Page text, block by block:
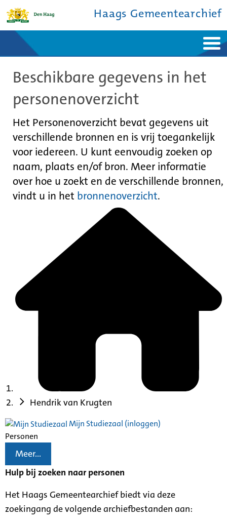
Haags Gemeentearchief
Ontdek de stad
De studiezaal
Bronnen en collecties
Contact
Beschikbare gegevens in het
personenoverzicht
Het Personenoverzicht bevat gegevens uit
verschillende bronnen en is vrij toegankelijk
voor iedereen. U kunt eenvoudig zoeken op
naam, plaats en/of bron. Meer informatie
over hoe u zoekt en de verschillende bronnen,
vindt u in het bronnenoverzicht.
Hendrik van Krugten
Mijn Studiezaal (inloggen)
Personen
Meer...
Hulp bij zoeken naar personen
Het Haags Gemeentearchief biedt via deze
zoekingang de volgende archiefbestanden aan: